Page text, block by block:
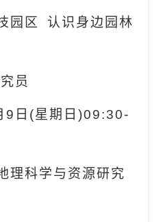
园区
认识身边园林
员
9 日 (星期日)09:30-
理科学与资源研究